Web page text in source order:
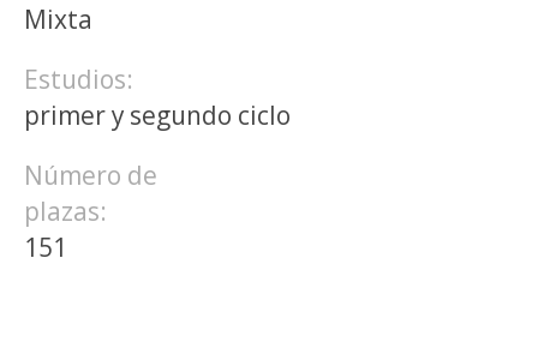
Mixta
Estudios:
primer y segundo ciclo
Número de
plazas:
151